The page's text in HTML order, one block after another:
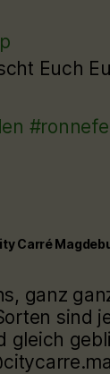
Euch
Carré
ganz
sind
gleich